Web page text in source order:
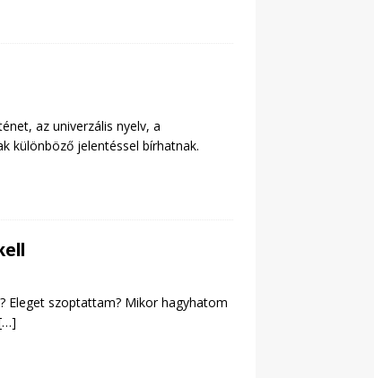
az univerzális nyelv, a
különböző jelentéssel bírhatnak.
Eleget szoptattam? Mikor hagyhatom